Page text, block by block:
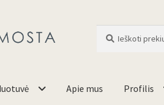
Apie mus Profilis